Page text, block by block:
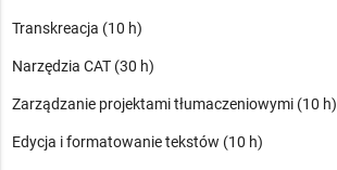
Transkreacja (10 h)
Narzędzia CAT (30 h)
Zarządzanie projektami tłumaczeniowymi (10 h)
Edycja i formatowanie tekstów (10 h)